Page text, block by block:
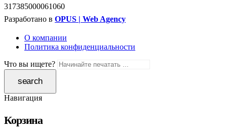
317385000061060
Разработано в OPUS | Web Agency
О компании
Политика конфиденциальности
Что вы ищете?
Навигация
Корзина